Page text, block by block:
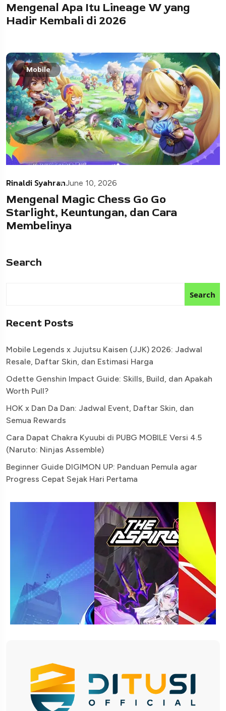
Mengenal Apa Itu Lineage W yang
Hadir Kembali di 2026
Mobile
Rinaldi SyahranJune 10, 2026
Mengenal Magic Chess Go Go
Starlight, Keuntungan, dan Cara
Membelinya
Search
Search
Recent Posts
Mobile Legends x Jujutsu Kaisen (JJK) 2026: Jadwal
Resale, Daftar Skin, dan Estimasi Harga
Odette Genshin Impact Guide: Skills, Build, dan Apakah
Worth Pull?
HOK x Dan Da Dan: Jadwal Event, Daftar Skin, dan
Semua Rewards
Cara Dapat Chakra Kyuubi di PUBG MOBILE Versi 4.5
(Naruto: Ninjas Assemble)
Beginner Guide DIGIMON UP: Panduan Pemula agar
Progress Cepat Sejak Hari Pertama